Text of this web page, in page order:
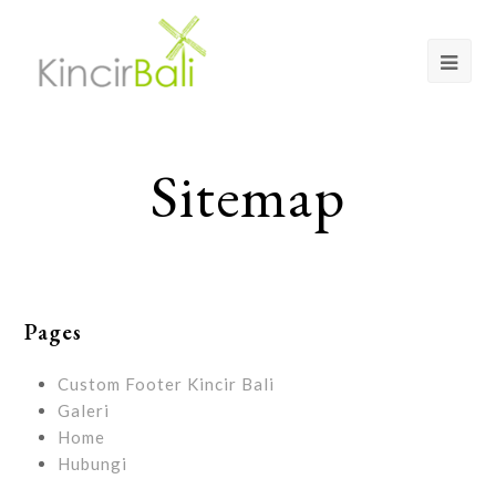
Sitemap
Pages
Custom Footer Kincir Bali
Galeri
Home
Hubungi